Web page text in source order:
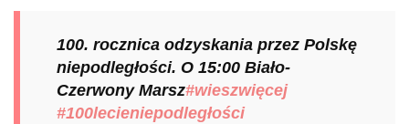
100. rocznica odzyskania przez Polskę
niepodległości. O 15:00 Biało-
Czerwony Marsz#wieszwięcej
#100lecieniepodległości